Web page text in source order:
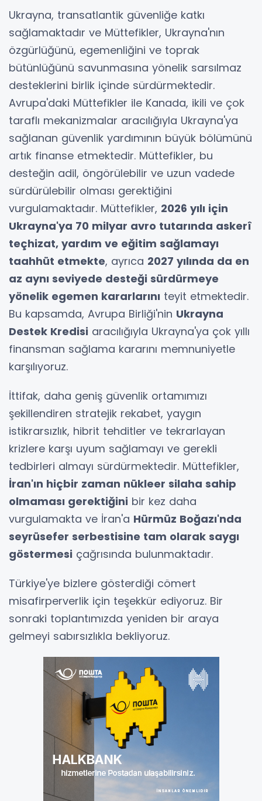
Ukrayna, transatlantik güvenliğe katkı
sağlamaktadır ve Müttefikler, Ukrayna'nın
özgürlüğünü, egemenliğini ve toprak
bütünlüğünü savunmasına yönelik sarsılmaz
desteklerini birlik içinde sürdürmektedir.
Avrupa'daki Müttefikler ile Kanada, ikili ve çok
taraflı mekanizmalar aracılığıyla Ukrayna'ya
sağlanan güvenlik yardımının büyük bölümünü
artık finanse etmektedir. Müttefikler, bu
desteğin adil, öngörülebilir ve uzun vadede
sürdürülebilir olması gerektiğini
vurgulamaktadır. Müttefikler, 2026 yılı için
Ukrayna'ya 70 milyar avro tutarında askerî
teçhizat, yardım ve eğitim sağlamayı
taahhüt etmekte, ayrıca 2027 yılında da en
az aynı seviyede desteği sürdürmeye
yönelik egemen kararlarını teyit etmektedir.
Bu kapsamda, Avrupa Birliği'nin Ukrayna
Destek Kredisi aracılığıyla Ukrayna'ya çok yıllı
finansman sağlama kararını memnuniyetle
karşılıyoruz.
İttifak, daha geniş güvenlik ortamımızı
şekillendiren stratejik rekabet, yaygın
istikrarsızlık, hibrit tehditler ve tekrarlayan
krizlere karşı uyum sağlamayı ve gerekli
tedbirleri almayı sürdürmektedir. Müttefikler,
İran'ın hiçbir zaman nükleer silaha sahip
olmaması gerektiğini bir kez daha
vurgulamakta ve İran'a Hürmüz Boğazı'nda
seyrüsefer serbestisine tam olarak saygı
göstermesi çağrısında bulunmaktadır.
Türkiye'ye bizlere gösterdiği cömert
misafirperverlik için teşekkür ediyoruz. Bir
sonraki toplantımızda yeniden bir araya
gelmeyi sabırsızlıkla bekliyoruz.